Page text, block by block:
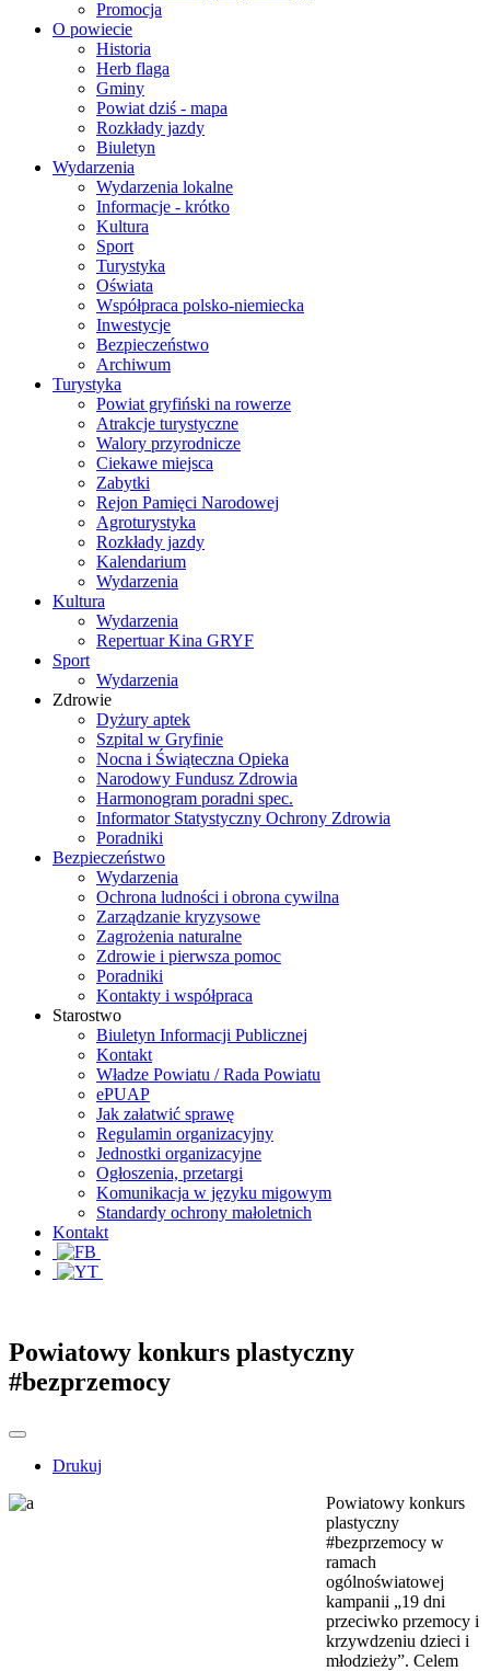
Promocja
O powiecie
Historia
Herb flaga
Gminy
Powiat dziś - mapa
Rozkłady jazdy
Biuletyn
Wydarzenia
Wydarzenia lokalne
Informacje - krótko
Kultura
Sport
Turystyka
Oświata
Współpraca polsko-niemiecka
Inwestycje
Bezpieczeństwo
Archiwum
Turystyka
Powiat gryfiński na rowerze
Atrakcje turystyczne
Walory przyrodnicze
Ciekawe miejsca
Zabytki
Rejon Pamięci Narodowej
Agroturystyka
Rozkłady jazdy
Kalendarium
Wydarzenia
Kultura
Wydarzenia
Repertuar Kina GRYF
Sport
Wydarzenia
Zdrowie
Dyżury aptek
Szpital w Gryfinie
Nocna i Świąteczna Opieka
Narodowy Fundusz Zdrowia
Harmonogram poradni spec.
Informator Statystyczny Ochrony Zdrowia
Poradniki
Bezpieczeństwo
Wydarzenia
Ochrona ludności i obrona cywilna
Zarządzanie kryzysowe
Zagrożenia naturalne
Zdrowie i pierwsza pomoc
Poradniki
Kontakty i współpraca
Starostwo
Biuletyn Informacji Publicznej
Kontakt
Władze Powiatu / Rada Powiatu
ePUAP
Jak załatwić sprawę
Regulamin organizacyjny
Jednostki organizacyjne
Ogłoszenia, przetargi
Komunikacja w języku migowym
Standardy ochrony małoletnich
Kontakt
Powiatowy konkurs plastyczny
#bezprzemocy
Drukuj
Powiatowy konkurs
plastyczny
#bezprzemocy w
ramach
ogólnoświatowej
kampanii „19 dni
przeciwko przemocy i
krzywdzeniu dzieci i
młodzieży”. Celem